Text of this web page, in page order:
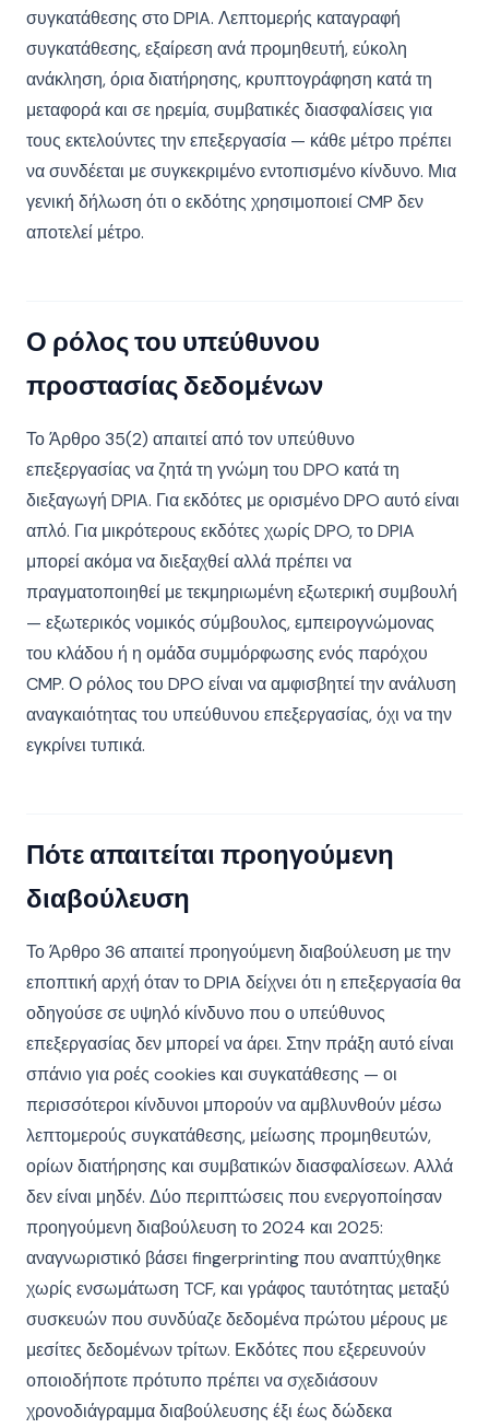
συγκατάθεσης στο DPIA. Λεπτομερής καταγραφή
συγκατάθεσης, εξαίρεση ανά προμηθευτή, εύκολη
ανάκληση, όρια διατήρησης, κρυπτογράφηση κατά τη
μεταφορά και σε ηρεμία, συμβατικές διασφαλίσεις για
τους εκτελούντες την επεξεργασία — κάθε μέτρο πρέπει
να συνδέεται με συγκεκριμένο εντοπισμένο κίνδυνο. Μια
γενική δήλωση ότι ο εκδότης χρησιμοποιεί CMP δεν
αποτελεί μέτρο.
Ο ρόλος του υπεύθυνου
προστασίας δεδομένων
Το Άρθρο 35(2) απαιτεί από τον υπεύθυνο
επεξεργασίας να ζητά τη γνώμη του DPO κατά τη
διεξαγωγή DPIA. Για εκδότες με ορισμένο DPO αυτό είναι
απλό. Για μικρότερους εκδότες χωρίς DPO, το DPIA
μπορεί ακόμα να διεξαχθεί αλλά πρέπει να
πραγματοποιηθεί με τεκμηριωμένη εξωτερική συμβουλή
— εξωτερικός νομικός σύμβουλος, εμπειρογνώμονας
του κλάδου ή η ομάδα συμμόρφωσης ενός παρόχου
CMP. Ο ρόλος του DPO είναι να αμφισβητεί την ανάλυση
αναγκαιότητας του υπεύθυνου επεξεργασίας, όχι να την
εγκρίνει τυπικά.
Πότε απαιτείται προηγούμενη
διαβούλευση
Το Άρθρο 36 απαιτεί προηγούμενη διαβούλευση με την
εποπτική αρχή όταν το DPIA δείχνει ότι η επεξεργασία θα
οδηγούσε σε υψηλό κίνδυνο που ο υπεύθυνος
επεξεργασίας δεν μπορεί να άρει. Στην πράξη αυτό είναι
σπάνιο για ροές cookies και συγκατάθεσης — οι
περισσότεροι κίνδυνοι μπορούν να αμβλυνθούν μέσω
λεπτομερούς συγκατάθεσης, μείωσης προμηθευτών,
ορίων διατήρησης και συμβατικών διασφαλίσεων. Αλλά
δεν είναι μηδέν. Δύο περιπτώσεις που ενεργοποίησαν
προηγούμενη διαβούλευση το 2024 και 2025:
αναγνωριστικό βάσει fingerprinting που αναπτύχθηκε
χωρίς ενσωμάτωση TCF, και γράφος ταυτότητας μεταξύ
συσκευών που συνδύαζε δεδομένα πρώτου μέρους με
μεσίτες δεδομένων τρίτων. Εκδότες που εξερευνούν
οποιοδήποτε πρότυπο πρέπει να σχεδιάσουν
χρονοδιάγραμμα διαβούλευσης έξι έως δώδεκα